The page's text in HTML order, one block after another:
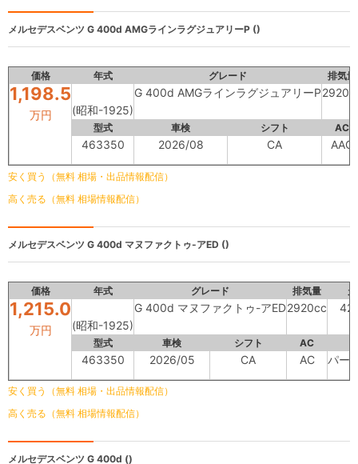
メルセデスベンツ G 400d AMGラインラグジュアリーP ()
価格 年式 グレード 排気量
1,198.5
万円 (昭和-1925)
G 400d AMGラインラグジュアリーP
型式 車検 シフト AC
463350 2026/08 CA AAC
安く買う（無料 相場・出品情報配信）
高く売る（無料 相場情報配信）
メルセデスベンツ G 400d マヌファクトゥ-アED ()
価格 年式 グレード 排気量
1,215.0
万円 (昭和-1925)
G 400d マヌファクトゥ-アED2920cc
型式 車検 シフト AC
463350 2026/05 CA AC パー
安く買う（無料 相場・出品情報配信）
高く売る（無料 相場情報配信）
メルセデスベンツ G 400d ()